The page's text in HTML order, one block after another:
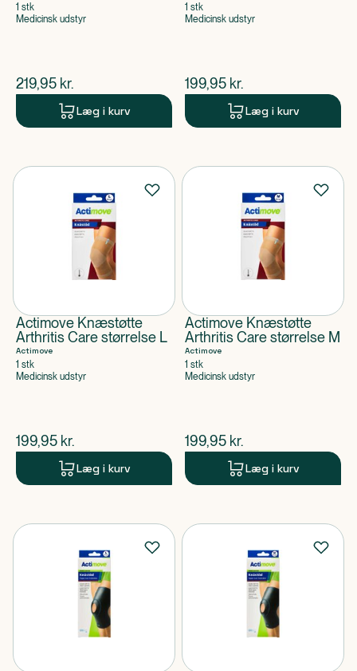
1 stk
Medicinsk udstyr
$nuværende pris
219,95 kr.
Læg i kurv
1 stk
Medicinsk udstyr
$nuværende pris
199,95 kr.
Læg i kurv
Actimove Knæstøtte
Arthritis Care størrelse L
Actimove
1 stk
Medicinsk udstyr
$nuværende pris
199,95 kr.
Læg i kurv
Actimove Knæstøtte
Arthritis Care størrelse M
Actimove
1 stk
Medicinsk udstyr
$nuværende pris
199,95 kr.
Læg i kurv